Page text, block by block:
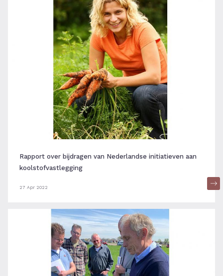
Rapport over bijdragen van Nederlandse initiatieven aan
koolstofvastlegging
27 Apr 2022